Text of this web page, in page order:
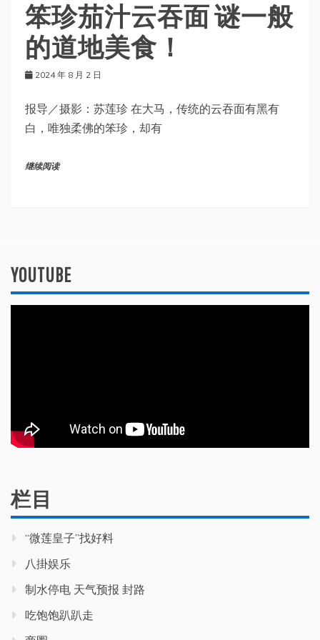
笨珍茄汁云吞面 谜一般
的道地美食！
2024 年 8 月 2 日
报导／摄影：苏莲珍 在大马，传统的云吞面有黑有
白，唯独柔佛的笨珍，却有
继续阅读
YOUTUBE
栏目
“微莲皇子”找好料
八掛娱乐
制水停电 天气预报 封路
吃饱饱趴趴走